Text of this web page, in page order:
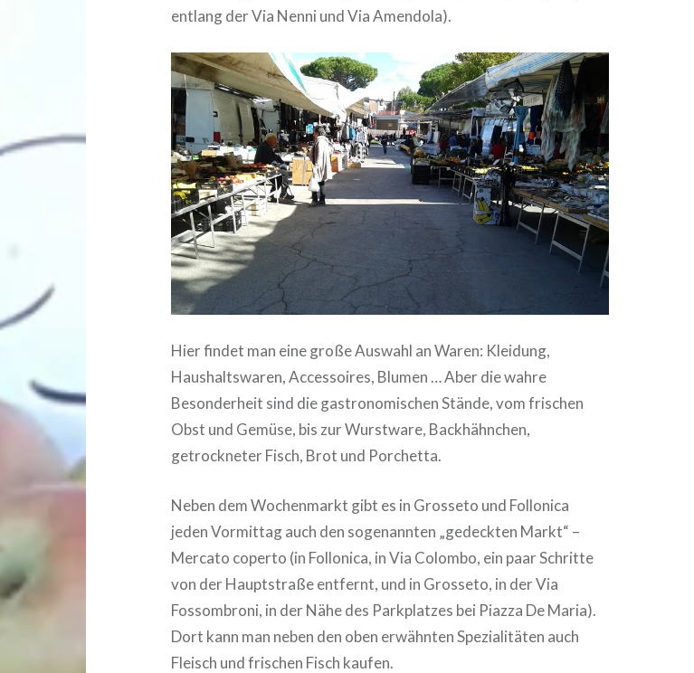
entlang der Via Nenni und Via Amendola).
Hier findet man eine große Auswahl an Waren: Kleidung,
Haushaltswaren, Accessoires, Blumen … Aber die wahre
Besonderheit sind die gastronomischen Stände, vom frischen
Obst und Gemüse, bis zur Wurstware, Backhähnchen,
getrockneter Fisch, Brot und Porchetta.
Neben dem Wochenmarkt gibt es in Grosseto und Follonica
jeden Vormittag auch den sogenannten „gedeckten Markt“ –
Mercato coperto (in Follonica, in Via Colombo, ein paar Schritte
von der Hauptstraße entfernt, und in Grosseto, in der Via
Fossombroni, in der Nähe des Parkplatzes bei Piazza De Maria).
Dort kann man neben den oben erwähnten Spezialitäten auch
Fleisch und frischen Fisch kaufen.